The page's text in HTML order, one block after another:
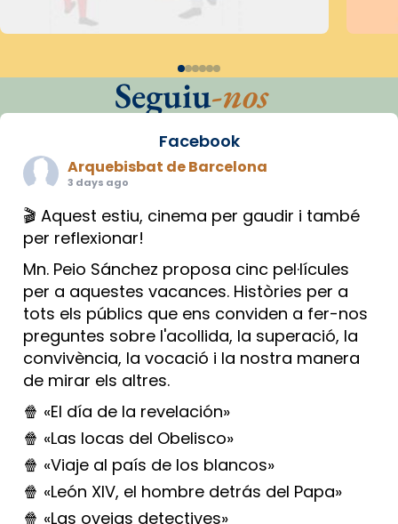
Seguiu-nos
Facebook
Arquebisbat de Barcelona
3 days ago
🎬 Aquest estiu, cinema per gaudir i també
per reflexionar!
Mn. Peio Sánchez proposa cinc pel·lícules
per a aquestes vacances. Històries per a
tots els públics que ens conviden a fer-nos
preguntes sobre l'acollida, la superació, la
convivència, la vocació i la nostra manera
de mirar els altres.
🍿 «El día de la revelación»
🍿 «Las locas del Obelisco»
🍿 «Viaje al país de los blancos»
🍿 «León XIV, el hombre detrás del Papa»
🍿 «Las ovejas detectives»